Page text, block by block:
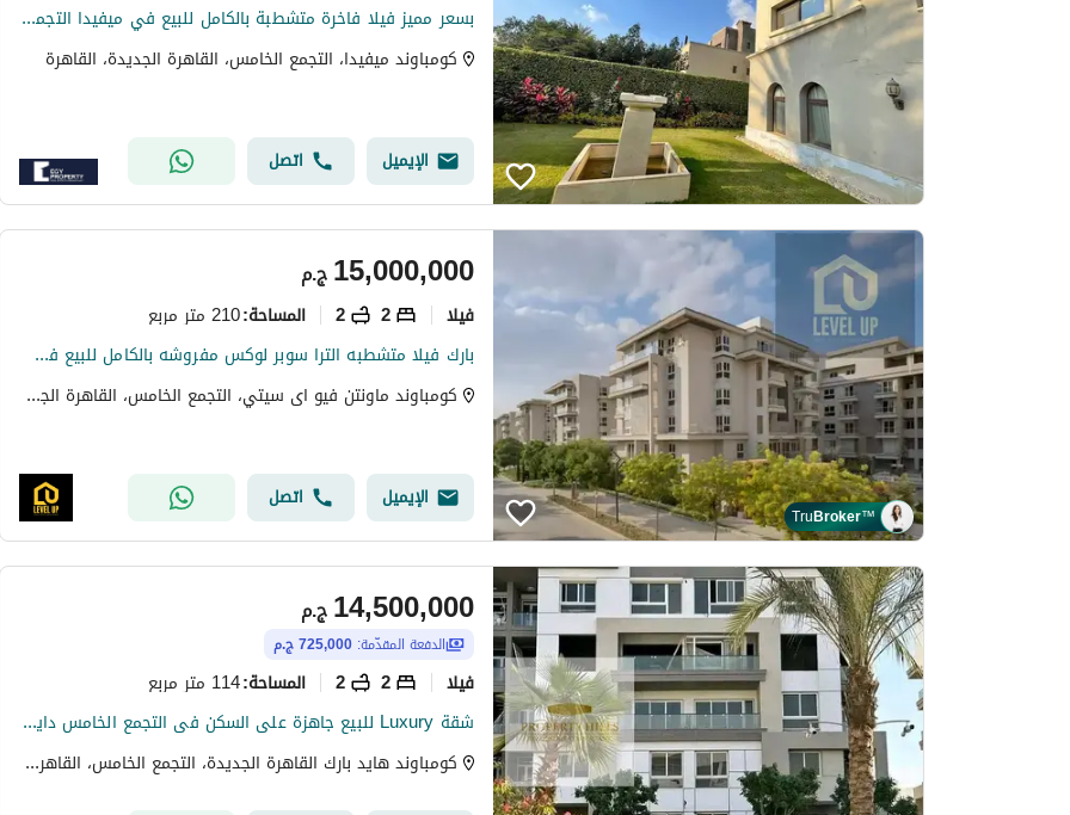
بسعر مميز فيلا فاخرة متشطبة بالكامل للبيع في ميفيدا التجمع - القاهرة الجديدة
كومباوند ميفيدا، التجمع الخامس، القاهرة الجديدة، القاهرة
الإيميل اتصل
TruBroker™
ج.م15,000,000
فیلا 2
2 المساحة:210 متر مربع
بارك فيلا متشطبه الترا سوبر لوكس مفروشه بالكامل للبيع في ماونتن فيو اي سيتي التجمع الخامس
كومباوند ماونتن فيو اى سيتي، التجمع الخامس، القاهرة الجديدة، القاهرة
الإيميل اتصل
ج.م14,500,000
الدفعة المقدّمة: 725,000 ج.م
فیلا 2
2 المساحة:114 متر مربع
شقة Luxury للبيع جاهزة على السكن فى التجمع الخامس دايركت على التسعين الجنوبى بجوار ميفيدا
كومباوند هايد بارك القاهرة الجديدة، التجمع الخامس، القاهرة الجديدة، القاهرة